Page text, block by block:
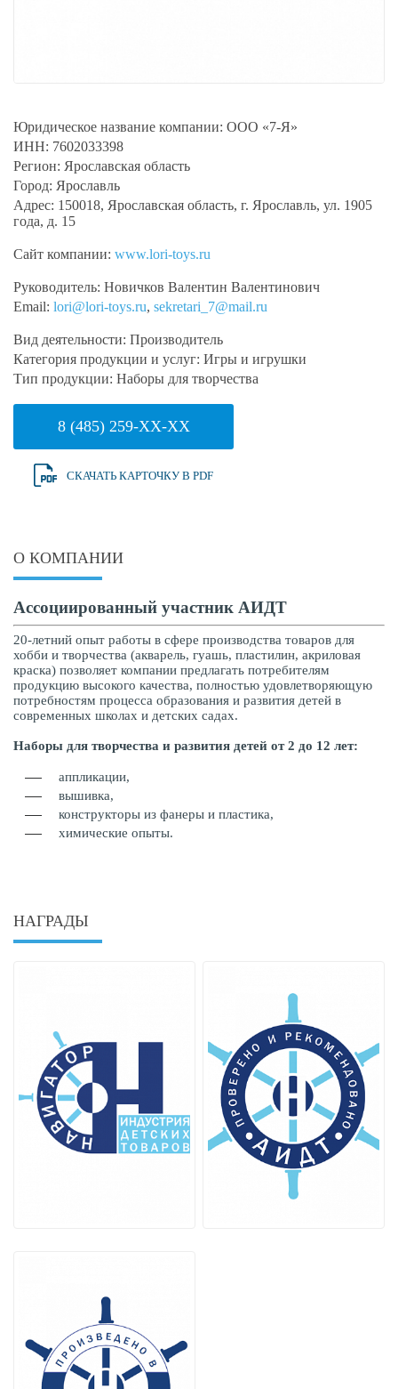
Юридическое название компании: ООО «7-Я»
ИНН: 7602033398
Регион: Ярославская область
Город: Ярославль
Адрес: 150018, Ярославская область, г. Ярославль, ул. 1905
года, д. 15
Сайт компании: www.lori-toys.ru
Руководитель: Новичков Валентин Валентинович
Email: lori@lori-toys.ru, sekretari_7@mail.ru
Вид деятельности: Производитель
Категория продукции и услуг: Игры и игрушки
Тип продукции: Наборы для творчества
8 (485) 259-XX-XX
СКАЧАТЬ КАРТОЧКУ В PDF
О КОМПАНИИ
Ассоциированный участник АИДТ
20-летний опыт работы в сфере производства товаров для
хобби и творчества (акварель, гуашь, пластилин, акриловая
краска) позволяет компании предлагать потребителям
продукцию высокого качества, полностью удовлетворяющую
потребностям процесса образования и развития детей в
современных школах и детских садах.
Наборы для творчества и развития детей от 2 до 12 лет:
аппликации,
вышивка,
конструкторы из фанеры и пластика,
химические опыты.
НАГРАДЫ